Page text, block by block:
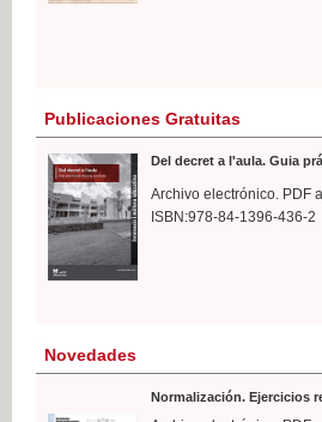
Publicaciones Gratuitas
Del decret a l'aula. Guia
Archivo electrónico. PDF
ISBN:978-84-1396-436-2
Novedades
Normalización. Ejercicios